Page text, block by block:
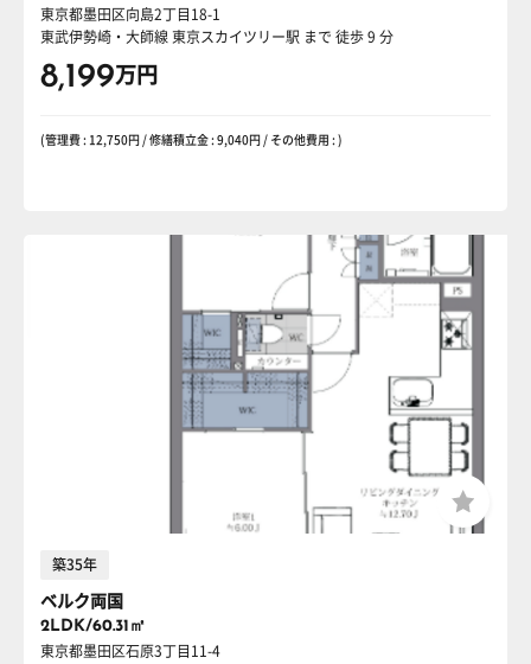
東京都墨田区向島2丁目18-1
東武伊勢崎・大師線 東京スカイツリー駅 まで 徒歩 9 分
8,199万円
(管理費 : 12,750円 / 修繕積立金 : 9,040円 / その他費用 : )
築35年
ベルク両国
2LDK/60.31㎡
東京都墨田区石原3丁目11-4